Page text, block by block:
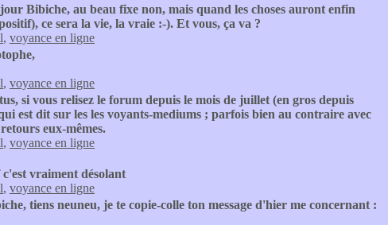
Bibiche, au beau fixe non, mais quand les choses auront enfin
ce sera la vie, la vraie :-). Et vous, ça va ?
, voyance en ligne
, voyance en ligne
si vous relisez le forum depuis le mois de juillet (en gros depuis
est dit sur les les voyants-mediums ; parfois bien au contraire avec
eux-mêmes.
, voyance en ligne
vraiment désolant
, voyance en ligne
tiens neuneu, je te copie-colle ton message d'hier me concernant :